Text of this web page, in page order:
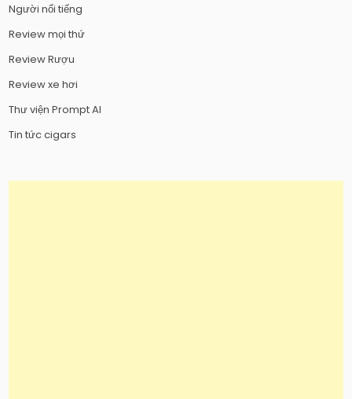
Người nổi tiếng
Review mọi thứ
Review Rượu
Review xe hơi
Thư viện Prompt AI
Tin tức cigars